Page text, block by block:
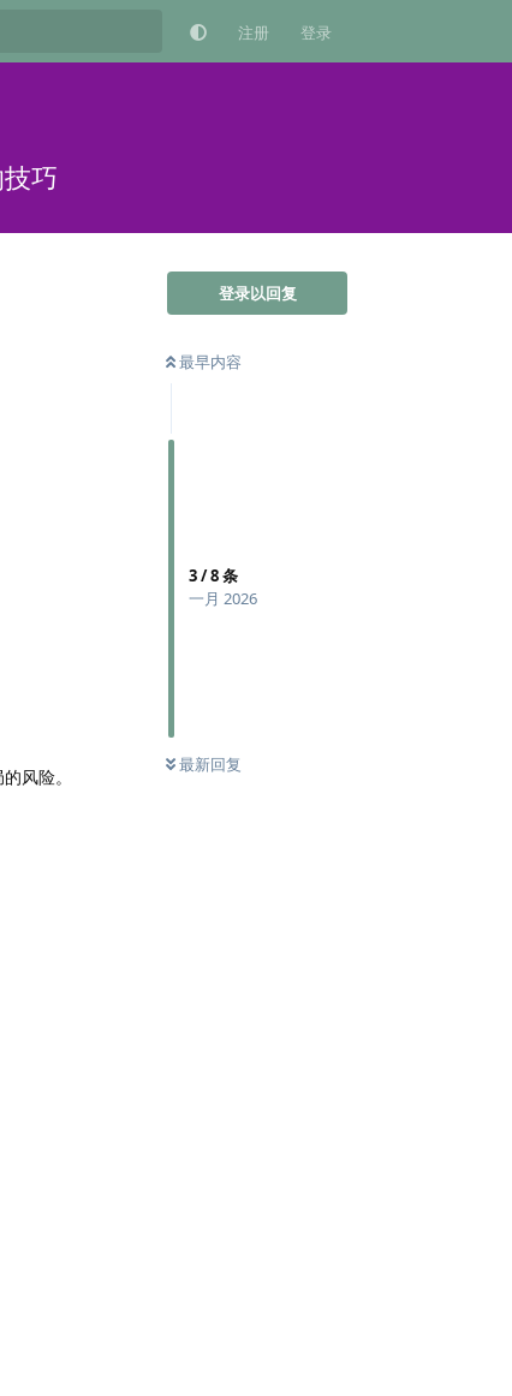
注册 登录
巧
登录以回复
最早内容
3/8条
一月 2026
最新回复
风险。